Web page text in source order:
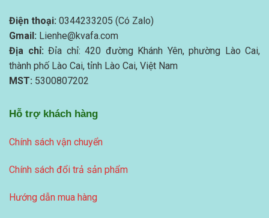
Điện thoại: 0344233205 (Có Zalo)
Gmail: Lienhe@kvafa.com
Địa chỉ: Đỉa chỉ: 420 đường Khánh Yên, phường Lào Cai,
thành phố Lào Cai, tỉnh Lào Cai, Việt Nam
MST: 5300807202
Hỗ trợ khách hàng
Chính sách vận chuyển
Chính sách đổi trả sản phẩm
Hướng dẫn mua hàng